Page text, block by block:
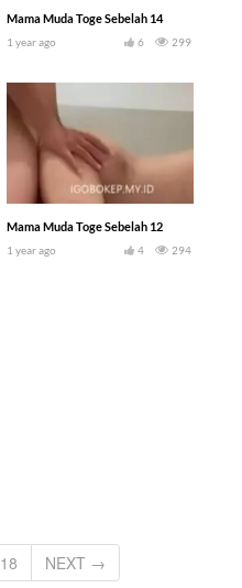
Mama Muda Toge Sebelah 14
1 year ago 299
6
Mama Muda Toge Sebelah 12
1 year ago 294
4
18 NEXT →